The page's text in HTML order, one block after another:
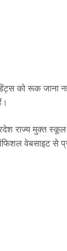
को रूक जाना
मुक्त स्कूल
वेबसाइट से